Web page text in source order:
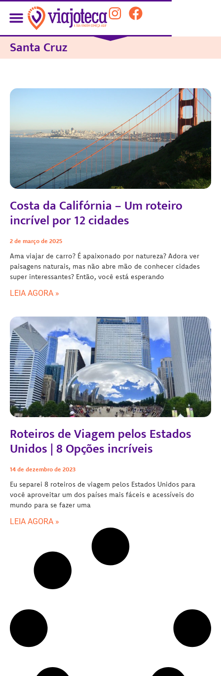
Santa Cruz
Costa da Califórnia – Um roteiro
incrível por 12 cidades
2 de março de 2025
Ama viajar de carro? É apaixonado por natureza? Adora ver
paisagens naturais, mas não abre mão de conhecer cidades
super interessantes? Então, você está esperando
LEIA AGORA »
Roteiros de Viagem pelos Estados
Unidos | 8 Opções incríveis
14 de dezembro de 2023
Eu separei 8 roteiros de viagem pelos Estados Unidos para
você aproveitar um dos países mais fáceis e acessíveis do
mundo para se fazer uma
LEIA AGORA »